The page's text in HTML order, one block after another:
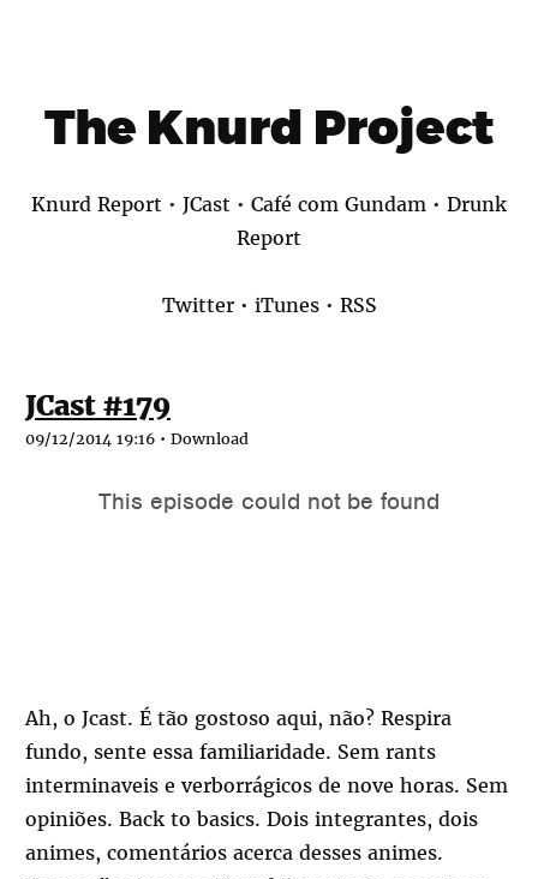
The Knurd Project
Knurd Report • JCast • Café com Gundam • Drunk
Report
Twitter • iTunes • RSS
JCast #179
09/12/2014 19:16 • Download
Ah, o Jcast. É tão gostoso aqui, não? Respira
fundo, sente essa familiaridade. Sem rants
interminaveis e verborrágicos de nove horas. Sem
opiniões. Back to basics. Dois integrantes, dois
animes, comentários acerca desses animes.